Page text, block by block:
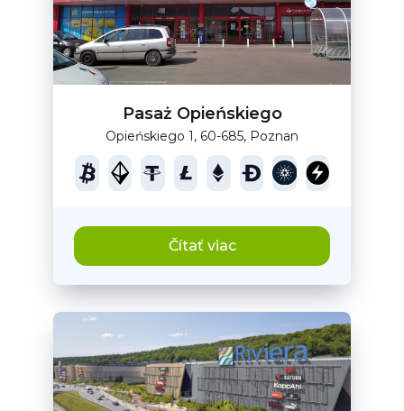
Pasaż Opieńskiego
Opieńskiego 1, 60-685, Poznan
Čítať viac